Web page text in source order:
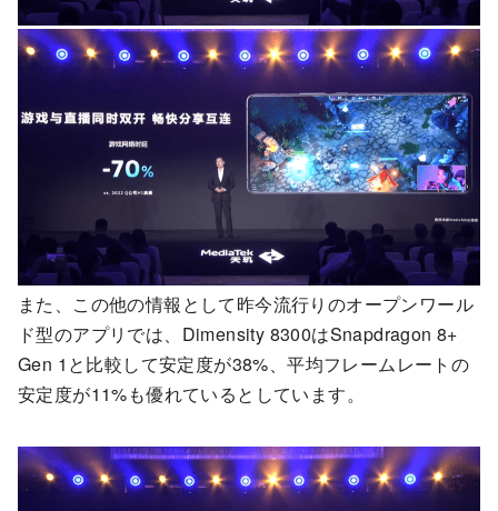
また、この他の情報として昨今流行りのオープンワール
ド型のアプリでは、Dimensity 8300はSnapdragon 8+
Gen 1と比較して安定度が38%、平均フレームレートの
安定度が11%も優れているとしています。